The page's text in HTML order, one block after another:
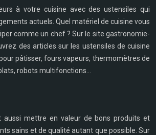
à votre cuisine avec des ustensiles qui
actuels. Quel matériel de cuisine vous
comme un chef ? Sur le site gastronomie-
des articles sur les ustensiles de cuisine
pâtisser, fours vapeurs, thermomètres de
robots multifonctions...
aussi mettre en valeur de bons produits et
sains et de qualité autant que possible. Sur